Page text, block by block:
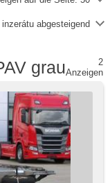
abgesteigend
grau
2
Anzeigen